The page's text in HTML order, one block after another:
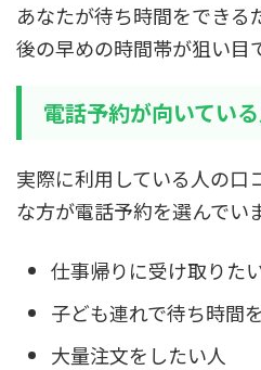
あなたが待ち時間をでき
後の早めの時間帯が狙い目
電話予約が向いてい
実際に利用している人の口
な方が電話予約を選んでい
仕事帰りに受け取りた
子ども連れで待ち時間
大量注文をしたい人